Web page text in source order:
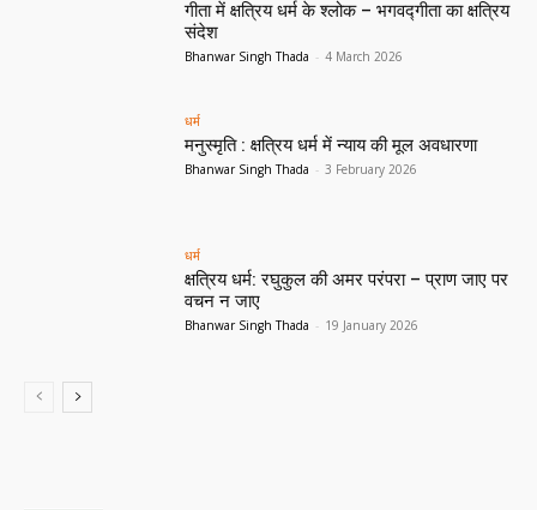
गीता में क्षत्रिय धर्म के श्लोक – भगवद्गीता का क्षत्रिय
संदेश
Bhanwar Singh Thada - 4 March 2026
धर्म
मनुस्मृति : क्षत्रिय धर्म में न्याय की मूल अवधारणा
Bhanwar Singh Thada - 3 February 2026
धर्म
क्षत्रिय धर्म: रघुकुल की अमर परंपरा – प्राण जाए पर
वचन न जाए
Bhanwar Singh Thada - 19 January 2026